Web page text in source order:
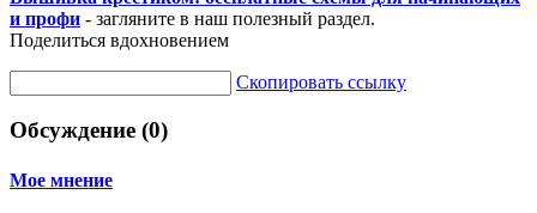
и профи - загляните в наш полезный раздел.
Поделиться вдохновением
Скопировать ссылку
Обсуждение (0)
Мое мнение